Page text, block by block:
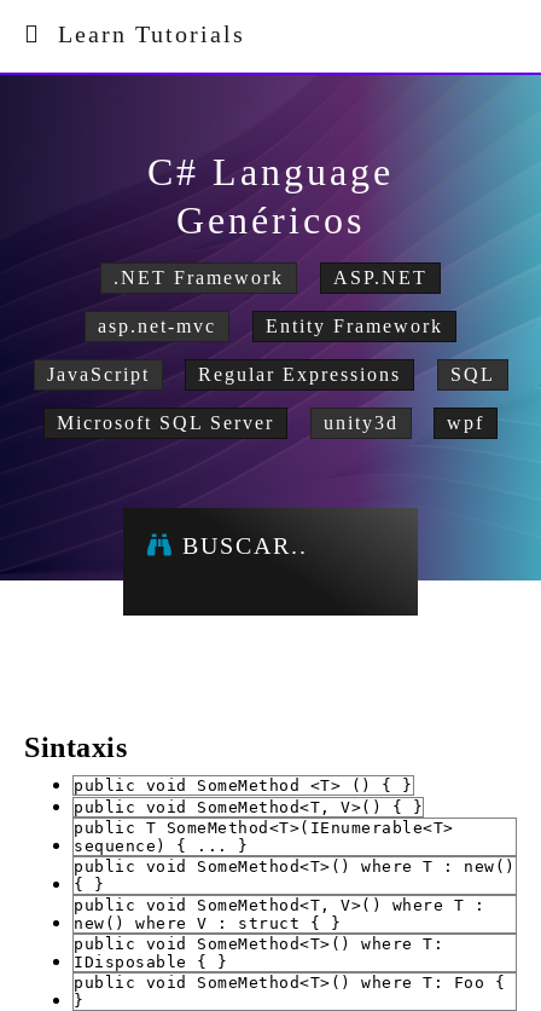
Learn Tutorials
C# Language
Genéricos
.NET Framework ASP.NET
asp.net-mvc Entity Framework
JavaScript Regular Expressions SQL
Microsoft SQL Server unity3d wpf
BUSCAR..
Sintaxis
public void SomeMethod <T> () { }
public void SomeMethod<T, V>() { }
public T SomeMethod<T>(IEnumerable<T>
sequence) { ... }
public void SomeMethod<T>() where T : new()
{ }
public void SomeMethod<T, V>() where T :
new() where V : struct { }
public void SomeMethod<T>() where T:
IDisposable { }
public void SomeMethod<T>() where T: Foo {
}